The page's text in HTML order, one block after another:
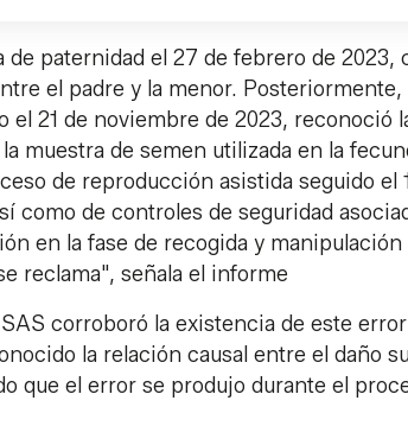
de paternidad el 27 de febrero de 2023,
el padre y la menor.
21 de noviembre de 2023, reconoció
muestra de semen utilizada en la
de reproducción asistida seguido el
como de controles de seguridad
en la fase de recogida y
reclama", señala el informe
corroboró la existencia de este
la relación causal entre el daño
que el error se produjo durante el